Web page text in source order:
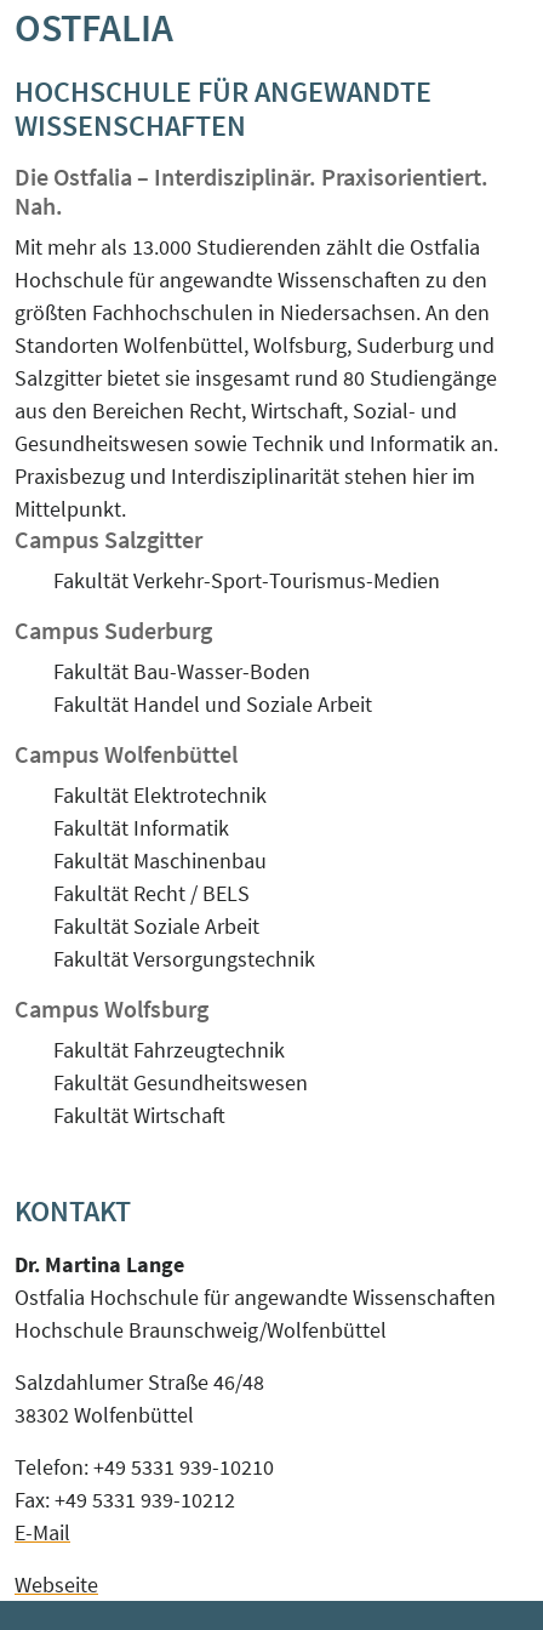
OSTFALIA
HOCHSCHULE FÜR ANGEWANDTE
WISSENSCHAFTEN
Die Ostfalia – Interdisziplinär. Praxisorientiert.
Nah.
Mit mehr als 13.000 Studierenden zählt die Ostfalia
Hochschule für angewandte Wissenschaften zu den
größten Fachhochschulen in Niedersachsen. An den
Standorten Wolfenbüttel, Wolfsburg, Suderburg und
Salzgitter bietet sie insgesamt rund 80 Studiengänge
aus den Bereichen Recht, Wirtschaft, Sozial- und
Gesundheitswesen sowie Technik und Informatik an.
Praxisbezug und Interdisziplinarität stehen hier im
Mittelpunkt.
Campus Salzgitter
Fakultät Verkehr-Sport-Tourismus-Medien
Campus Suderburg
Fakultät Bau-Wasser-Boden
Fakultät Handel und Soziale Arbeit
Campus Wolfenbüttel
Fakultät Elektrotechnik
Fakultät Informatik
Fakultät Maschinenbau
Fakultät Recht / BELS
Fakultät Soziale Arbeit
Fakultät Versorgungstechnik
Campus Wolfsburg
Fakultät Fahrzeugtechnik
Fakultät Gesundheitswesen
Fakultät Wirtschaft
KONTAKT
Dr. Martina Lange
Ostfalia Hochschule für angewandte Wissenschaften
Hochschule Braunschweig/Wolfenbüttel
Salzdahlumer Straße 46/48
38302 Wolfenbüttel
Telefon: +49 5331 939-10210
Fax: +49 5331 939-10212
E-Mail
Webseite
KreisEL
SchuBS® - Schule und Betrieb am
Samstag
5G4Industry (ausgelaufen)
DeSiRe-NG (ausgelaufen)
DualStrat (ausgelaufen)
KoTeBi (ausgelaufen)
progressivKI (ausgelaufen)
Kreislaufwirtschaft-Frugale Innovation-
Regeneratives Wirtschaften
Peer Group zur EU Taxonomie
Verordnung mit Unternehmen und
Finanzakteuren aus OWL
Social-Media-Sprechtage
Website-Check OWL